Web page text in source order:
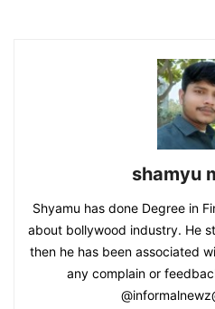
shamyu
Shyamu has done Degree in
about bollywood industry. He
then he has been associated
any complain or